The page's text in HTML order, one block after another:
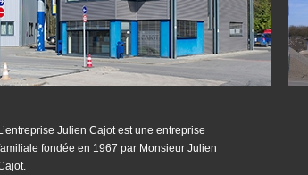
L’entreprise Julien Cajot est une entreprise
fondée en 1967 par Monsieur Julien